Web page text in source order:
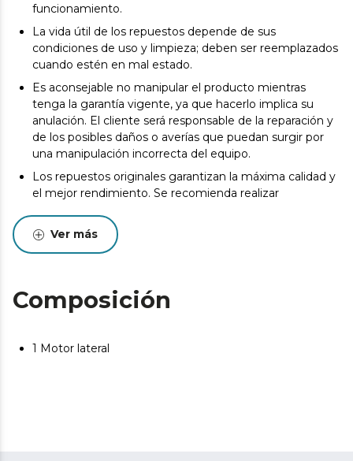
funcionamiento.
La vida útil de los repuestos depende de sus
condiciones de uso y limpieza; deben ser reemplazados
cuando estén en mal estado.
Es aconsejable no manipular el producto mientras
tenga la garantía vigente, ya que hacerlo implica su
anulación. El cliente será responsable de la reparación y
de los posibles daños o averías que puedan surgir por
una manipulación incorrecta del equipo.
Los repuestos originales garantizan la máxima calidad y
el mejor rendimiento. Se recomienda realizar
Ver más
Composición
1 Motor lateral